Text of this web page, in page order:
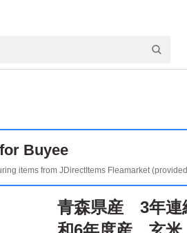
Buyee
items from JDirectItems Fleamarket
青森県産 3年